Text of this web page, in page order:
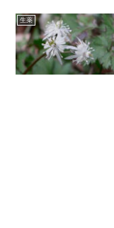
生薬